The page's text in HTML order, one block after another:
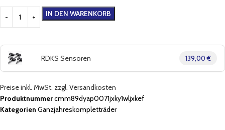
IN DEN WARENKORB
RDKS Sensoren 139,00 €
Preise inkl. MwSt. zzgl. Versandkosten
Produktnummercmm89dyap0071jxky1wljxkef
Kategorien Ganzjahreskompletträder